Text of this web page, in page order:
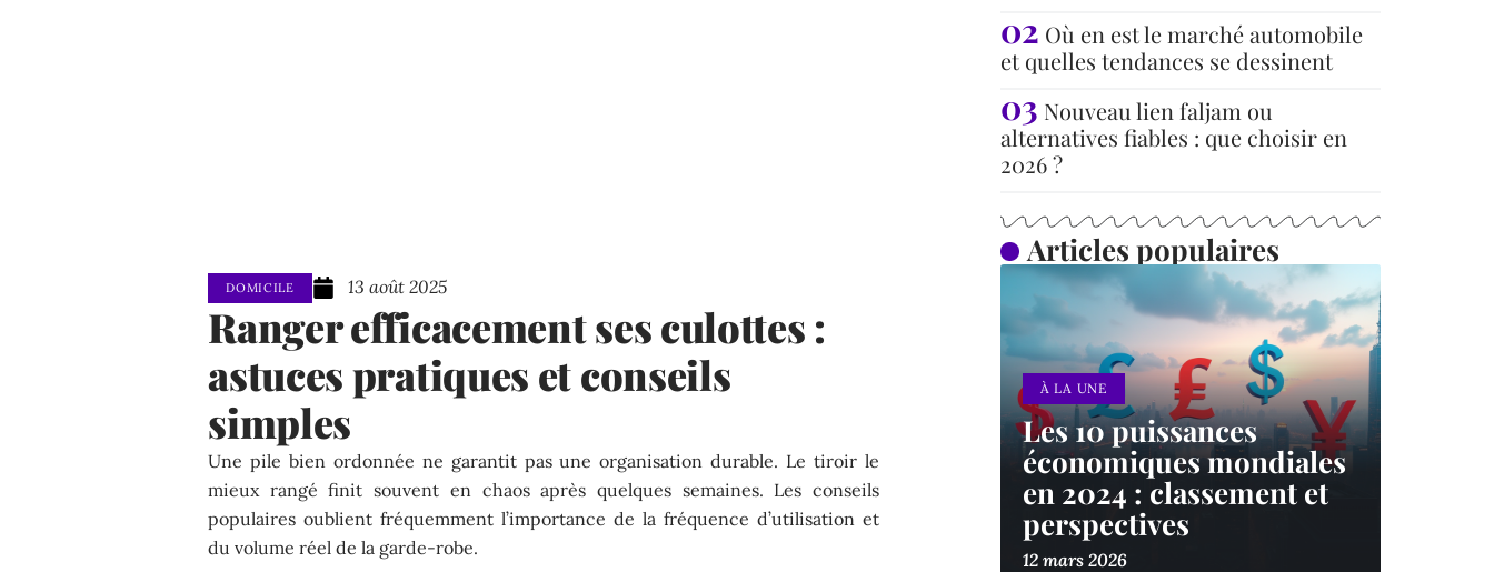
DOMICILE 13 août 2025
Ranger efficacement ses culottes :
astuces pratiques et conseils
simples
Une pile bien ordonnée ne garantit pas une organisation durable. Le tiroir le
mieux rangé finit souvent en chaos après quelques semaines. Les conseils
populaires oublient fréquemment l’importance de la fréquence d’utilisation et
du volume réel de la garde-robe.
Où en est le marché automobile
et quelles tendances se dessinent
Nouveau lien faljam ou
alternatives fiables : que choisir en
2026 ?
Articles populaires
À LA UNE
Les 10 puissances
économiques mondiales
en 2024 : classement et
perspectives
12 mars 2026